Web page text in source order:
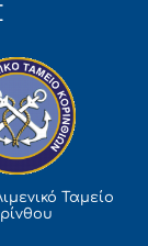
Ταμείο